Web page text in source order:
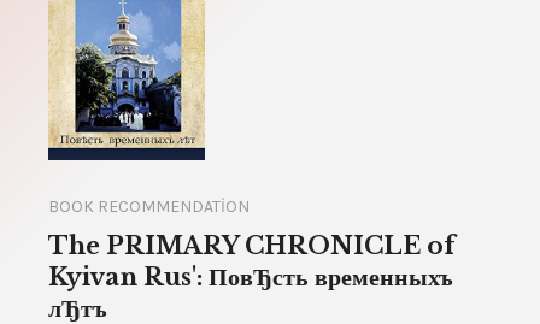
BOOK RECOMMENDATION
The PRIMARY CHRONICLE of
Kyivan Rus': ПовЂсть временныхъ
лЂтъ